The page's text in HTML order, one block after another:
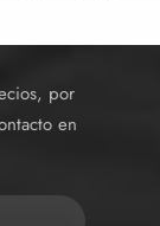
por
en